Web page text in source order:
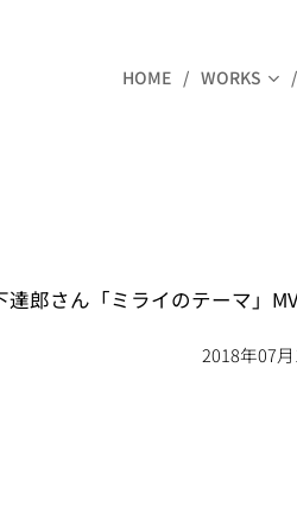
HOME WORKS
達郎さん「ミライのテーマ」
2018年07月